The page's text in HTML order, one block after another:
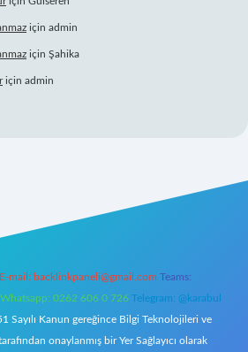
için admin
için Şahika
için admin
E-mail: backlinkpaneli@gmail.com Teams:
Whatsapp: 0262 606 0 726 Telegram: @karabul
Sayılı Kanun gereğince Bilgi Teknolojileri ve
onaylanmış bir Yer Sağlayıcı olarak